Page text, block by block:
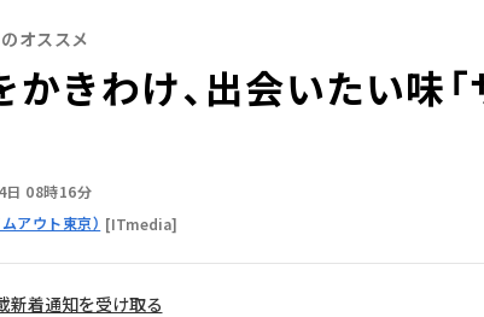
オススメ
きわけ、出会いたい味「
日 08時16分
アウト東京） [ITmedia]
新着通知を受け取る